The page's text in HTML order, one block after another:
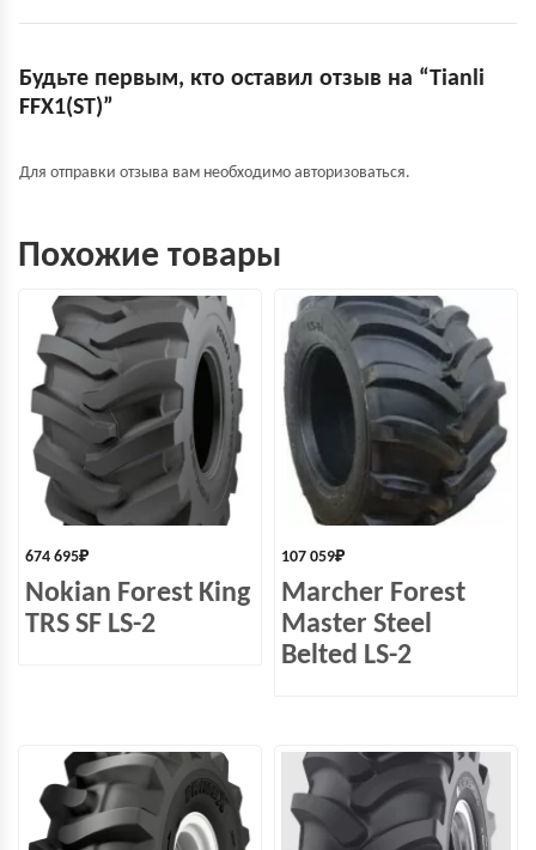
Будьте первым, кто оставил отзыв на “Tianli
FFX1(ST)”
Для отправки отзыва вам необходимо авторизоваться.
Похожие товары
674 695₽
Nokian Forest King
TRS SF LS-2
107 059₽
Marcher Forest
Master Steel
Belted LS-2